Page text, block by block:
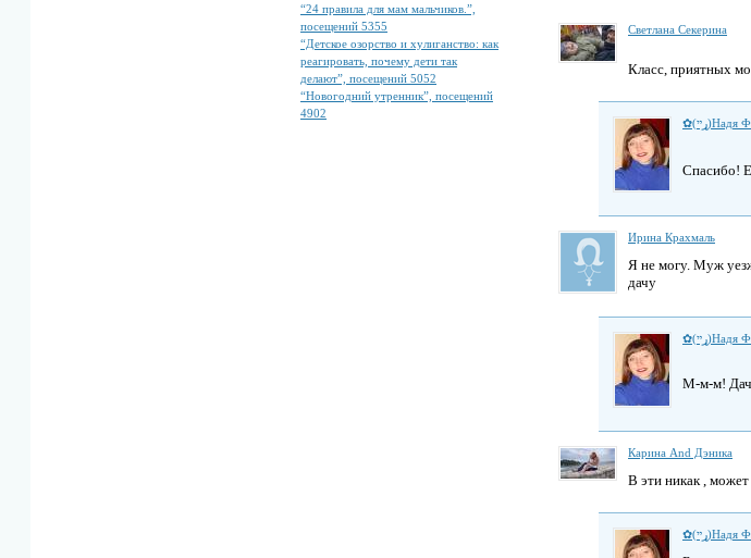
“24 правила для мам мальчиков.”,
посещений 5355
“Детское озорство и хулиганство: как
реагировать, почему дети так
делают”, посещений 5052
“Новогодний утренник”, посещений
4902
Светлана Секерина
Класс, приятных
Спасибо!
Ирина Крахмаль
Я не могу. Муж
дачу
М-м-м!
Карина And Дэника
В эти никак ,